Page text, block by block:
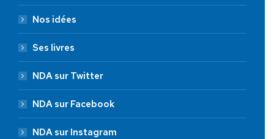
Nos idées
Ses livres
NDA sur Twitter
NDA sur Facebook
NDA sur Instagram